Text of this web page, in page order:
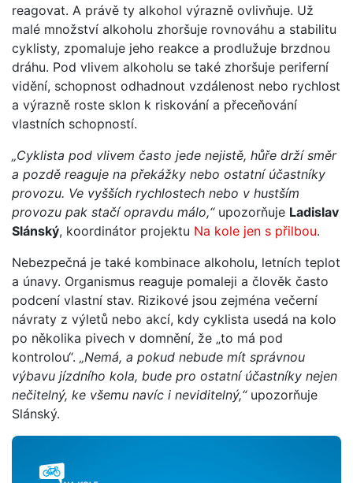
reagovat. A právě ty alkohol výrazně ovlivňuje. Už
malé množství alkoholu zhoršuje rovnováhu a stabilitu
cyklisty, zpomaluje jeho reakce a prodlužuje brzdnou
dráhu. Pod vlivem alkoholu se také zhoršuje periferní
vidění, schopnost odhadnout vzdálenost nebo rychlost
a výrazně roste sklon k riskování a přeceňování
vlastních schopností.
„Cyklista pod vlivem často jede nejistě, hůře drží směr
a pozdě reaguje na překážky nebo ostatní účastníky
provozu. Ve vyšších rychlostech nebo v hustším
provozu pak stačí opravdu málo,“upozorňuje Ladislav
Slánský, koordinátor projektu Na kole jen s přilbou.
Nebezpečná je také kombinace alkoholu, letních teplot
a únavy. Organismus reaguje pomaleji a člověk často
podcení vlastní stav. Rizikové jsou zejména večerní
návraty z výletů nebo akcí, kdy cyklista usedá na kolo
po několika pivech v domnění, že „to má pod
kontrolou“. „Nemá, a pokud nebude mít správnou
výbavu jízdního kola, bude pro ostatní účastníky nejen
nečitelný, ke všemu navíc i neviditelný,“upozorňuje
Slánský.